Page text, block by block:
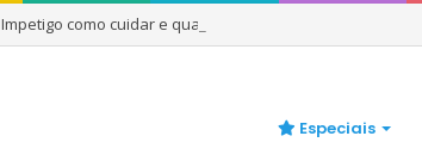
Impetigo como cuidar e quando se preocupar
Especiais